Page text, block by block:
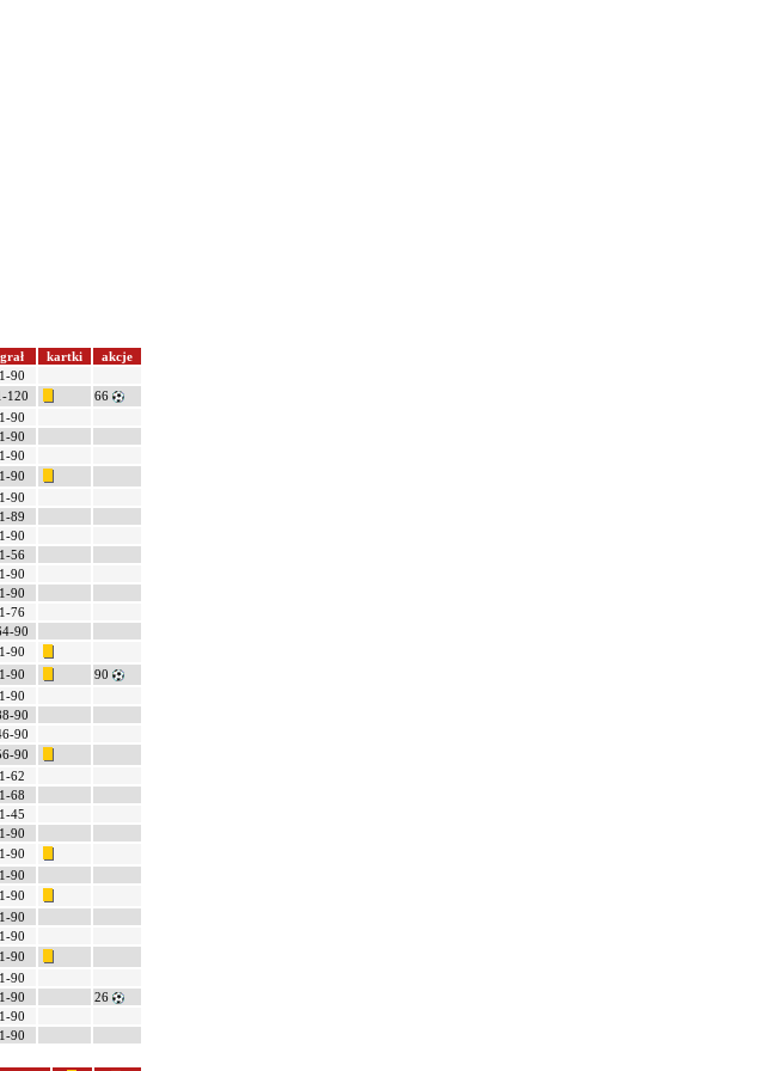
grał kartki
akcje
1-90
120
66
1-90
1-90
1-90
1-90
1-90
1-89
1-90
1-56
1-90
1-90
1-76
90
1-90
1-90
90
1-90
90
90
90
1-62
1-68
1-45
1-90
1-90
1-90
1-90
1-90
1-90
1-90
1-90
1-90
26
1-90
1-90